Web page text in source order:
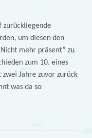
um diesen den
mehr präsent” zu
zum 10. eines
Jahre zuvor zurück
was da so